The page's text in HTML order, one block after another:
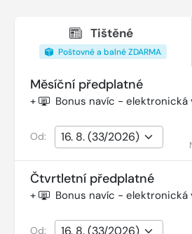
Tištěné
Poštovné a balné ZDARMA
Měsíční předplatné
+ Bonus navíc - elektronická
Od:
Čtvrtletní předplatné
+ Bonus navíc - elektronická
Od: